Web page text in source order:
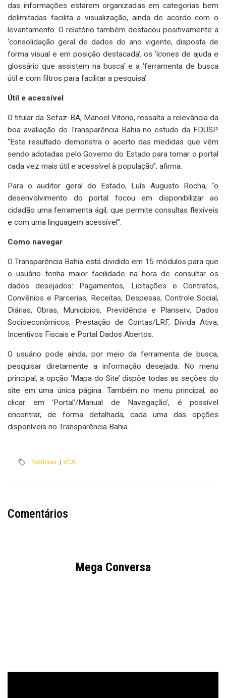
das informações estarem organizadas em categorias bem
delimitadas facilita a visualização, ainda de acordo com o
levantamento. O relatório também destacou positivamente a
‘consolidação geral de dados do ano vigente, disposta de
forma visual e em posição destacada’, os ‘ícones de ajuda e
glossário que assistem na busca’ e a ‘ferramenta de busca
útil e com filtros para facilitar a pesquisa’.
Útil e acessível
O titular da Sefaz-BA, Manoel Vitório, ressalta a relevância da
boa avaliação do Transparência Bahia no estudo da FDUSP.
“Este resultado demonstra o acerto das medidas que vêm
sendo adotadas pelo Governo do Estado para tornar o portal
cada vez mais útil e acessível à população”, afirma.
Para o auditor geral do Estado, Luís Augusto Rocha, “o
desenvolvimento do portal focou em disponibilizar ao
cidadão uma ferramenta ágil, que permite consultas flexíveis
e com uma linguagem acessível”.
Como navegar
O Transparência Bahia está dividido em 15 módulos para que
o usuário tenha maior facilidade na hora de consultar os
dados desejados: Pagamentos, Licitações e Contratos,
Convênios e Parcerias, Receitas, Despesas, Controle Social,
Diárias, Obras, Municípios, Previdência e Planserv, Dados
Socioeconômicos, Prestação de Contas/LRF, Dívida Ativa,
Incentivos Fiscais e Portal Dados Abertos.
O usuário pode ainda, por meio da ferramenta de busca,
pesquisar diretamente a informação desejada. No menu
principal, a opção ‘Mapa do Site’ dispõe todas as seções do
site em uma única página. Também no menu principal, ao
clicar em ‘Portal’/Manual de Navegação’, é possível
encontrar, de forma detalhada, cada uma das opções
disponíveis no Transparência Bahia.
Notícias | VCA
Comentários
Mega Conversa